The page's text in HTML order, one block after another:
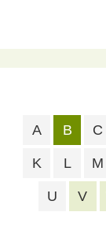
A B C
K L M
U V